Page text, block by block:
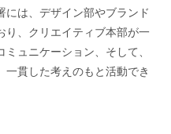
には、デザイン部やブランド
り、クリエイティブ本部が一
ュニケーション、そして、
貫した考えのもと活動でき